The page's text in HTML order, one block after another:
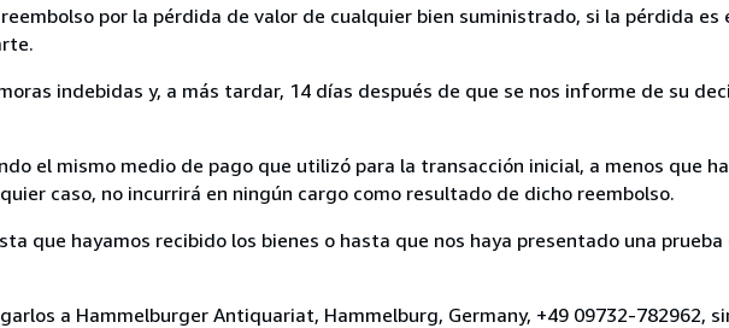
por la pérdida de valor de cualquier bien suministrado, si la pérdida es
indebidas y, a más tardar, 14 días después de que se nos informe de su
el mismo medio de pago que utilizó para la transacción inicial, a menos que
caso, no incurrirá en ningún cargo como resultado de dicho reembolso.
que hayamos recibido los bienes o hasta que nos haya presentado una prueba
a Hammelburger Antiquariat, Hammelburg, Germany, +49 09732-782962,